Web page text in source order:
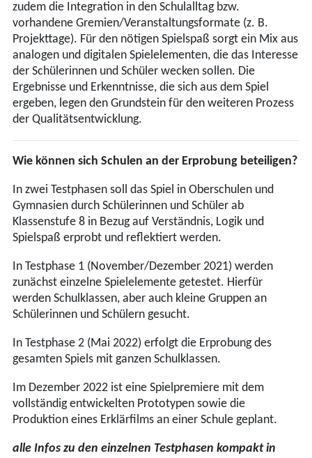
zudem die Integration in den Schulalltag bzw.
vorhandene Gremien/Veranstaltungsformate (z. B.
Projekttage). Für den nötigen Spielspaß sorgt ein Mix aus
analogen und digitalen Spielelementen, die das Interesse
der Schülerinnen und Schüler wecken sollen. Die
Ergebnisse und Erkenntnisse, die sich aus dem Spiel
ergeben, legen den Grundstein für den weiteren Prozess
der Qualitätsentwicklung.
Wie können sich Schulen an der Erprobung beteiligen?
In zwei Testphasen soll das Spiel in Oberschulen und
Gymnasien durch Schülerinnen und Schüler ab
Klassenstufe 8 in Bezug auf Verständnis, Logik und
Spielspaß erprobt und reflektiert werden.
In Testphase 1 (November/Dezember 2021) werden
zunächst einzelne Spielelemente getestet. Hierfür
werden Schulklassen, aber auch kleine Gruppen an
Schülerinnen und Schülern gesucht.
In Testphase 2 (Mai 2022) erfolgt die Erprobung des
gesamten Spiels mit ganzen Schulklassen.
Im Dezember 2022 ist eine Spielpremiere mit dem
vollständig entwickelten Prototypen sowie die
Produktion eines Erklärfilms an einer Schule geplant.
alle Infos zu den einzelnen Testphasen kompakt in